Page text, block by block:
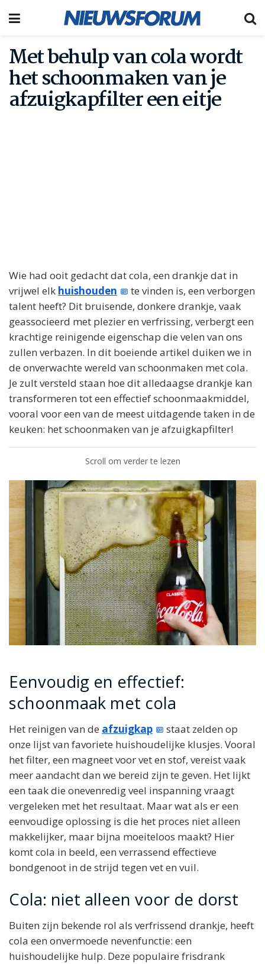
Met behulp van cola wordt
het schoonmaken van je
afzuigkapfilter een eitje
Wie had ooit gedacht dat cola, een drankje dat in
vrijwel elk huishouden
te vinden is, een verborgen
talent heeft? Dit bruisende, donkere drankje, vaak
geassocieerd met plezier en verfrissing, verbergt een
krachtige reinigende eigenschap die velen van ons
zullen verbazen. In dit boeiende artikel duiken we in
de onverwachte wereld van schoonmaken met cola.
Je zult versteld staan hoe dit alledaagse drankje kan
transformeren tot een effectief schoonmaakmiddel,
vooral voor een van de meest uitdagende taken in de
keuken: het schoonmaken van je afzuigkapfilter!
Scroll om verder te lezen
Eenvoudig en effectief:
schoonmaak met cola
Het reinigen van de afzuigkap
staat zelden op
onze lijst van favoriete huishoudelijke klusjes. Vooral
het filter, een magneet voor vet en stof, vereist vaak
meer aandacht dan we bereid zijn te geven. Het lijkt
een taak die onevenredig veel inspanning vraagt
vergeleken met het resultaat. Maar wat als er een
eenvoudige oplossing is die het proces niet alleen
makkelijker, maar bijna moeiteloos maakt? Hier
komt cola in beeld, een verrassend effectieve
bondgenoot in de strijd tegen vet en vuil.
Cola: niet alleen voor de dorst
Buiten zijn bekende rol als verfrissend drankje, heeft
cola een onvermoede nevenfunctie: een
huishoudelijke hulp. Deze populaire frisdrank